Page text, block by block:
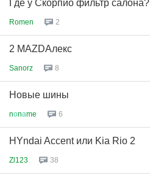
Где у Скорпио фильтр салона?
Romen 2
2 MAZDAлекс
Sanorz 8
Новые шины
nоnаme 6
HYndai Accent или Kia Rio 2
Zl123 38